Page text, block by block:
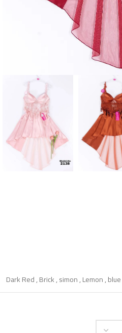
Dark Red,Brick,simon,Lemon,blue